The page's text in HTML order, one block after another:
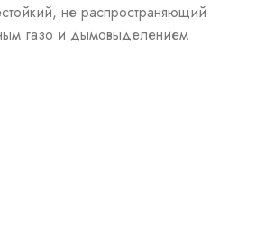
не распространяющий
газо и дымовыделением